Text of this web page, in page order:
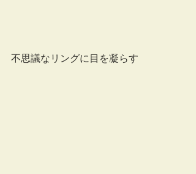
不思議なリングに目を凝らす